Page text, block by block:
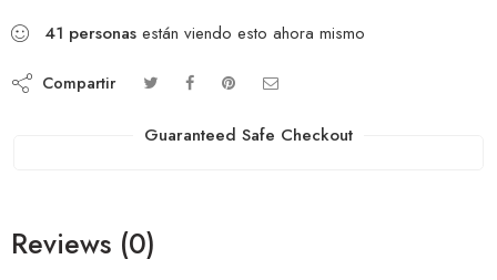
41 personas están viendo esto ahora mismo
Compartir
Guaranteed Safe Checkout
Reviews (0)